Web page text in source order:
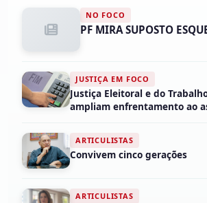
NO FOCO
PF MIRA SUPOSTO
JUSTIÇA EM FOCO
Justiça Eleitoral e do
ampliam enfrentamento ao
ARTICULISTAS
Convivem cinco gerações
ARTICULISTAS